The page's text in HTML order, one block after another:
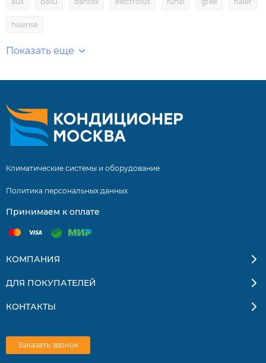
hisense
Показать еще
Климатические системы и оборудование
Политика персональных данных
Принимаем к оплате
КОМПАНИЯ
ДЛЯ ПОКУПАТЕЛЕЙ
КОНТАКТЫ
Заказать звонок